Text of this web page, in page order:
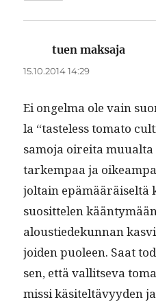
tuen maksaja
15.10.2014 14:29
Ei ongel­ma ole vain
la “taste­less toma­to
samo­ja oire­i­ta
tarkem­paa ja
joltain epämääräiseltä
suosit­te­len
aloustiedekun­nan
joiden puoleen. Saat
sen, että val­lit­se­va
mis­si käsiteltävyy­den